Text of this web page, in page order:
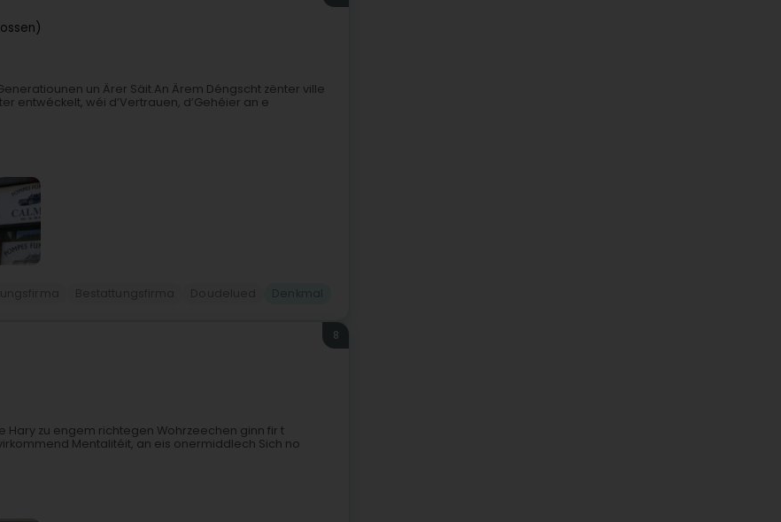
un Ärer Säit.An Ärem Déngscht zënter ville
entwéckelt, wéi d’Vertrauen, d’Gehéier an e
8
Hary zu engem richtegen Wohrzeechen ginn fir t
Mentalitéit, an eis onermiddlech Sich no